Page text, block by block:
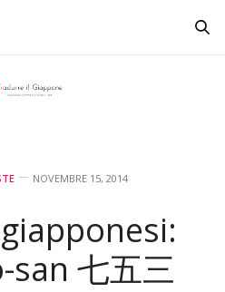
NOVEMBRE 15, 2014
san 七五三